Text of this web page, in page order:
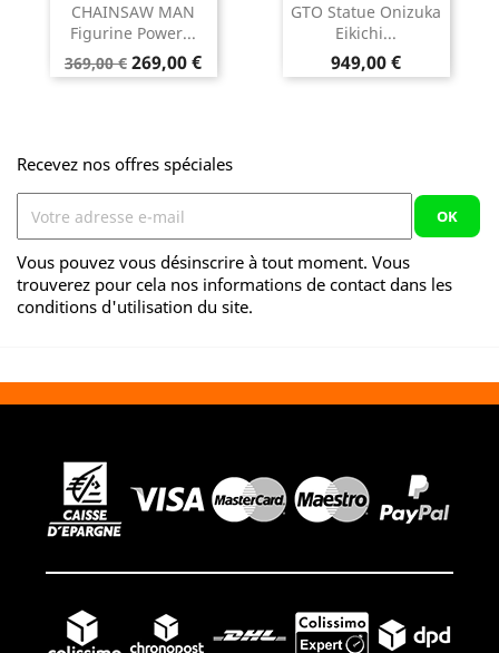
CHAINSAW MAN
Figurine Power...
Prix
de
369,00 € Prix
269,00 €
GTO Statue Onizuka
Eikichi...
Prix
949,00 €
Recevez nos offres spéciales
Vous pouvez vous désinscrire à tout moment. Vous
trouverez pour cela nos informations de contact dans les
conditions d'utilisation du site.